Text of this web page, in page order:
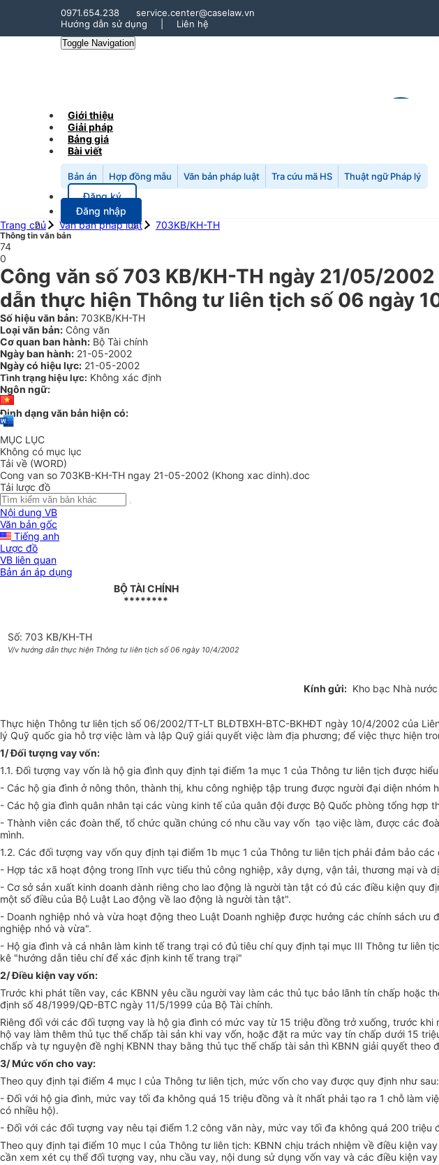
0971.654.238
service.center@caselaw.vn
Hướng dẫn sử dụng
Liên hệ
Toggle Navigation
Giới thiệu
Giải pháp
Bảng giá
Bài viết
Bản án Hợp đồng mẫu Văn bản pháp luật Tra cứu mã HS Thuật ngữ Pháp lý
Đăng ký
Đăng nhập
Trang chủ
Văn bản pháp luật 703KB/KH-TH
Thông tin văn bản
74
0
Công văn số 703 KB/KH-TH ngày 21/05/
dẫn thực hiện Thông tư liên tịch số 06 ngày
Số hiệu văn bản: 703KB/KH-TH
Loại văn bản: Công văn
Cơ quan ban hành: Bộ Tài chính
Ngày ban hành: 21-05-2002
Ngày có hiệu lực: 21-05-2002
Tình trạng hiệu lực: Không xác định
Ngôn ngữ:
Định dạng văn bản hiện có:
MỤC LỤC
Không có mục lục
Tải về (WORD)
Cong van so 703KB-KH-TH ngay 21-05-2002 (Khong xac dinh).doc
Tải lược đồ
Nội dung VB
Văn bản gốc
Tiếng anh
Lược đồ
VB liên quan
Bản án áp dụng
BỘ TÀI CHÍNH
********
Số: 703 KB/KH-TH
V/v hướng dẫn thực hiện Thông tư liên tịch số 06 ngày 10/4/2002
Kính gửi: Kho bạc Nhà
Thực hiện Thông tư liên tịch số 06/2002/TT-LT BLĐTBXH-BTC-BKHĐT ngày 10/4/2002 của
lý Quỹ quốc gia hỗ trợ việc làm và lập Quỹ giải quyết việc làm địa phương; để việc thực hiện
1/ Đối tượng vay vốn:
1.1. Đối tượng vay vốn là hộ gia đình quy định tại điểm 1a mục 1 của Thông tư liên tịch được
- Các hộ gia đình ở nông thôn, thành thị, khu công nghiệp tập trung được người đại diện
- Các hộ gia đình quân nhân tại các vùng kinh tế của quân đội được Bộ Quốc phòng tổng hợp
- Thành viên các đoàn thể, tổ chức quần chúng có nhu cầu vay vốn tạo việc làm, được các
mình.
1.2. Các đối tượng vay vốn quy định tại điểm 1b mục 1 của Thông tư liên tịch phải đảm bảo các
- Hợp tác xã hoạt động trong lĩnh vực tiểu thủ công nghiệp, xây dựng, vận tải, thương mại và
- Cơ sở sản xuất kinh doanh dành riêng cho lao động là người tàn tật có đủ các điều kiện quy
một số điều của Bộ Luật Lao động về lao động là người tàn tật".
- Doanh nghiệp nhỏ và vừa hoạt động theo Luật Doanh nghiệp được hưởng các chính sách ưu
nghiệp nhỏ và vừa".
- Hộ gia đình và cá nhân làm kinh tế trang trại có đủ tiêu chí quy định tại mục III Thông tư
kê "hướng dẫn tiêu chí để xác định kinh tế trang trại"
2/ Điều kiện vay vốn:
Trước khi phát tiền vay, các KBNN yêu cầu người vay làm các thủ tục bảo lãnh tín chấp hoặc
định số 48/1999/QĐ-BTC ngày 11/5/1999 của Bộ Tài chính.
Riêng đối với các đối tượng vay là hộ gia đình có mức vay từ 15 triệu đồng trở xuống, trước
hộ vay làm thêm thủ tục thế chấp tài sản khi vay vốn, hoặc đặt ra mức vay tín chấp dưới 15
chấp và tự nguyện đề nghị KBNN thay bằng thủ tục thế chấp tài sản thì KBNN giải quyết
3/ Mức vốn cho vay:
Theo quy định tại điểm 4 mục I của Thông tư liên tịch, mức vốn cho vay được quy định như sau:
- Đối với hộ gia đình, mức vay tối đa không quá 15 triệu đồng và ít nhất phải tạo ra 1 chỗ làm
có nhiều hộ).
- Đối với các đối tượng vay nêu tại điểm 1.2 công văn này, mức vay tối đa không quá 200
Theo quy định tại điểm 10 mục I của Thông tư liên tịch: KBNN chịu trách nhiệm về điều kiện
cần xem xét cụ thể đối tượng vay, nhu cầu vay, nội dung sử dụng vốn vay và các điều kiện